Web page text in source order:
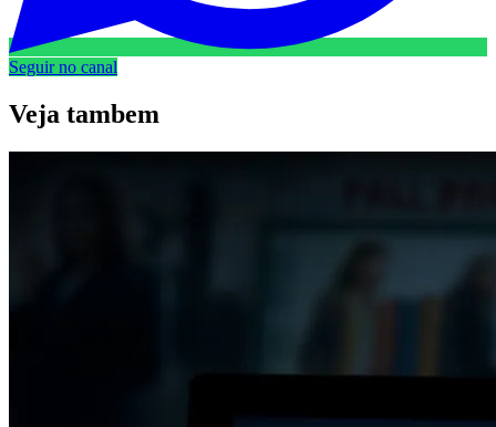
Seguir no canal
Veja tambem